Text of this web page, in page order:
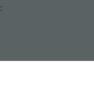
: